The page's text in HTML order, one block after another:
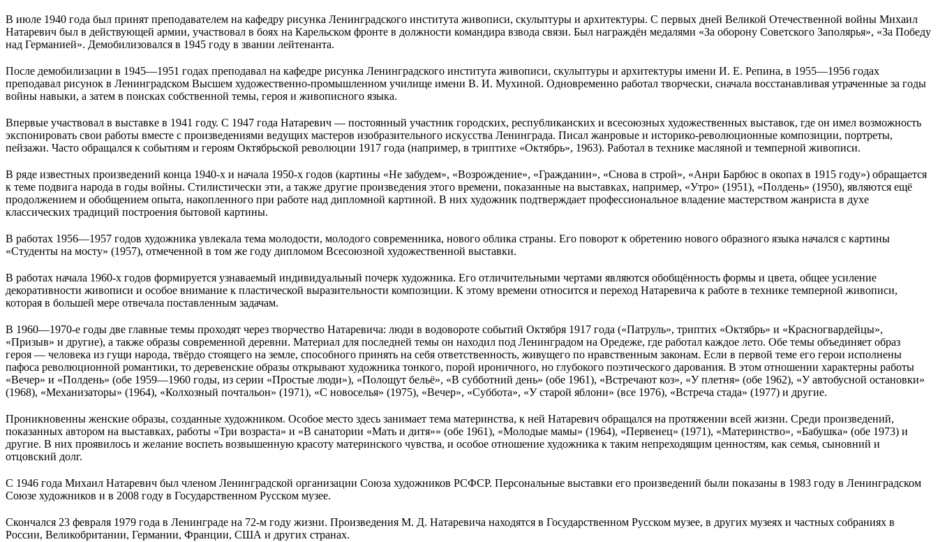
В июле 1940 года был принят преподавателем на кафедру рисунка Ленинградского института живописи, скульптуры и архитектуры. С первых дней Великой Отечественной войны Михаил
Натаревич был в действующей армии, участвовал в боях на Карельском фронте в должности командира взвода связи. Был награждён медалями «За оборону Советского Заполярья», «За Победу
над Германией». Демобилизовался в 1945 году в звании лейтенанта.
После демобилизации в 1945—1951 годах преподавал на кафедре рисунка Ленинградского института живописи, скульптуры и архитектуры имени И. Е. Репина, в 1955—1956 годах
преподавал рисунок в Ленинградском Высшем художественно-промышленном училище имени В. И. Мухиной. Одновременно работал творчески, сначала восстанавливая утраченные за годы
войны навыки, а затем в поисках собственной темы, героя и живописного языка.
Впервые участвовал в выставке в 1941 году. С 1947 года Натаревич — постоянный участник городских, республиканских и всесоюзных художественных выставок, где он имел возможность
экспонировать свои работы вместе с произведениями ведущих мастеров изобразительного искусства Ленинграда. Писал жанровые и историко-революционные композиции, портреты,
пейзажи. Часто обращался к событиям и героям Октябрьской революции 1917 года (например, в триптихе «Октябрь», 1963). Работал в технике масляной и темперной живописи.
В ряде известных произведений конца 1940-х и начала 1950-х годов (картины «Не забудем», «Возрождение», «Гражданин», «Снова в строй», «Анри Барбюс в окопах в 1915 году») обращается
к теме подвига народа в годы войны. Стилистически эти, а также другие произведения этого времени, показанные на выставках, например, «Утро» (1951), «Полдень» (1950), являются ещё
продолжением и обобщением опыта, накопленного при работе над дипломной картиной. В них художник подтверждает профессиональное владение мастерством жанриста в духе
классических традиций построения бытовой картины.
В работах 1956—1957 годов художника увлекала тема молодости, молодого современника, нового облика страны. Его поворот к обретению нового образного языка начался с картины
«Студенты на мосту» (1957), отмеченной в том же году дипломом Всесоюзной художественной выставки.
В работах начала 1960-х годов формируется узнаваемый индивидуальный почерк художника. Его отличительными чертами являются обобщённость формы и цвета, общее усиление
декоративности живописи и особое внимание к пластической выразительности композиции. К этому времени относится и переход Натаревича к работе в технике темперной живописи,
которая в большей мере отвечала поставленным задачам.
В 1960—1970-е годы две главные темы проходят через творчество Натаревича: люди в водовороте событий Октября 1917 года («Патруль», триптих «Октябрь» и «Красногвардейцы»,
«Призыв» и другие), а также образы современной деревни. Материал для последней темы он находил под Ленинградом на Оредеже, где работал каждое лето. Обе темы объединяет образ
героя — человека из гущи народа, твёрдо стоящего на земле, способного принять на себя ответственность, живущего по нравственным законам. Если в первой теме его герои исполнены
пафоса революционной романтики, то деревенские образы открывают художника тонкого, порой ироничного, но глубокого поэтического дарования. В этом отношении характерны работы
«Вечер» и «Полдень» (обе 1959—1960 годы, из серии «Простые люди»), «Полощут бельё», «В субботний день» (обе 1961), «Встречают коз», «У плетня» (обе 1962), «У автобусной остановки»
(1968), «Механизаторы» (1964), «Колхозный почтальон» (1971), «С новоселья» (1975), «Вечер», «Суббота», «У старой яблони» (все 1976), «Встреча стада» (1977) и другие.
Проникновенны женские образы, созданные художником. Особое место здесь занимает тема материнства, к ней Натаревич обращался на протяжении всей жизни. Среди произведений,
показанных автором на выставках, работы «Три возраста» и «В санатории «Мать и дитя»» (обе 1961), «Молодые мамы» (1964), «Первенец» (1971), «Материнство», «Бабушка» (обе 1973) и
другие. В них проявилось и желание воспеть возвышенную красоту материнского чувства, и особое отношение художника к таким непреходящим ценностям, как семья, сыновний и
отцовский долг.
С 1946 года Михаил Натаревич был членом Ленинградской организации Союза художников РСФСР. Персональные выставки его произведений были показаны в 1983 году в Ленинградском
Союзе художников и в 2008 году в Государственном Русском музее.
Скончался 23 февраля 1979 года в Ленинграде на 72-м году жизни. Произведения М. Д. Натаревича находятся в Государственном Русском музее, в других музеях и частных собраниях в
России, Великобритании, Германии, Франции, США и других странах.